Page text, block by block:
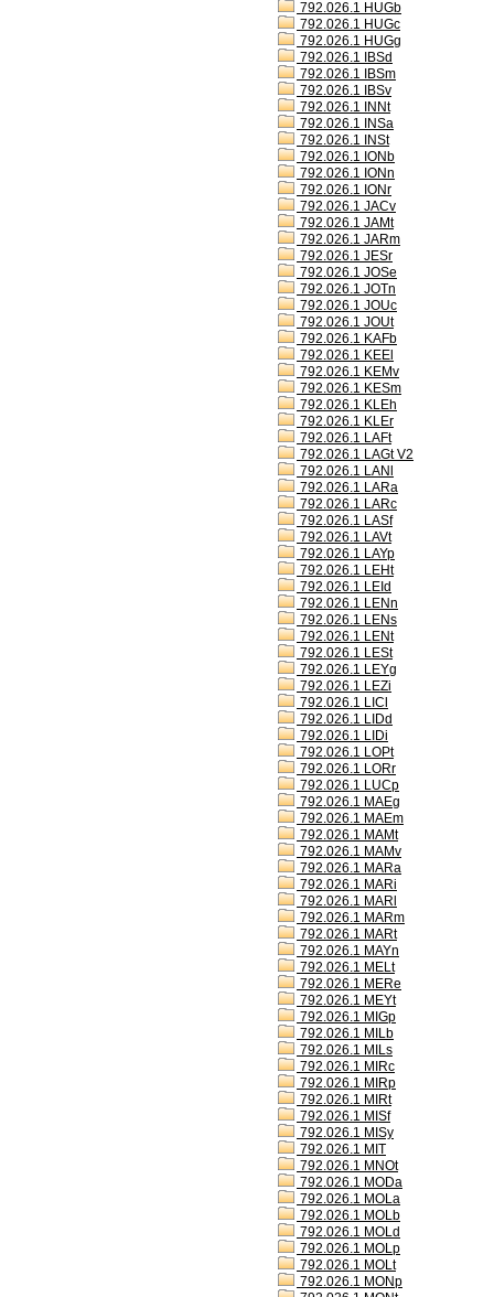
792.026.1 HUGb
792.026.1 HUGc
792.026.1 HUGg
792.026.1 IBSd
792.026.1 IBSm
792.026.1 IBSv
792.026.1 INNt
792.026.1 INSa
792.026.1 INSt
792.026.1 IONb
792.026.1 IONn
792.026.1 IONr
792.026.1 JACv
792.026.1 JAMt
792.026.1 JARm
792.026.1 JESr
792.026.1 JOSe
792.026.1 JOTn
792.026.1 JOUc
792.026.1 JOUt
792.026.1 KAFb
792.026.1 KEEl
792.026.1 KEMv
792.026.1 KESm
792.026.1 KLEh
792.026.1 KLEr
792.026.1 LAFt
792.026.1 LAGt V2
792.026.1 LANl
792.026.1 LARa
792.026.1 LARc
792.026.1 LASf
792.026.1 LAVt
792.026.1 LAYp
792.026.1 LEHt
792.026.1 LEId
792.026.1 LENn
792.026.1 LENs
792.026.1 LENt
792.026.1 LESt
792.026.1 LEYg
792.026.1 LEZi
792.026.1 LICl
792.026.1 LIDd
792.026.1 LIDi
792.026.1 LOPt
792.026.1 LORr
792.026.1 LUCp
792.026.1 MAEg
792.026.1 MAEm
792.026.1 MAMt
792.026.1 MAMv
792.026.1 MARa
792.026.1 MARi
792.026.1 MARl
792.026.1 MARm
792.026.1 MARt
792.026.1 MAYn
792.026.1 MELt
792.026.1 MERe
792.026.1 MEYt
792.026.1 MIGp
792.026.1 MILb
792.026.1 MILs
792.026.1 MIRc
792.026.1 MIRp
792.026.1 MIRt
792.026.1 MISf
792.026.1 MISy
792.026.1 MIT
792.026.1 MNOt
792.026.1 MODa
792.026.1 MOLa
792.026.1 MOLb
792.026.1 MOLd
792.026.1 MOLp
792.026.1 MOLt
792.026.1 MONp